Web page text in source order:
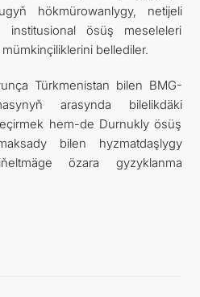
hökmürowanlygy, netijeli
ösüş meseleleri
bellediler.
Türkmenistan bilen BMG-
arasynda bilelikdäki
hem-de Durnukly ösüş
bilen hyzmatdaşlygy
özara gyzyklanma